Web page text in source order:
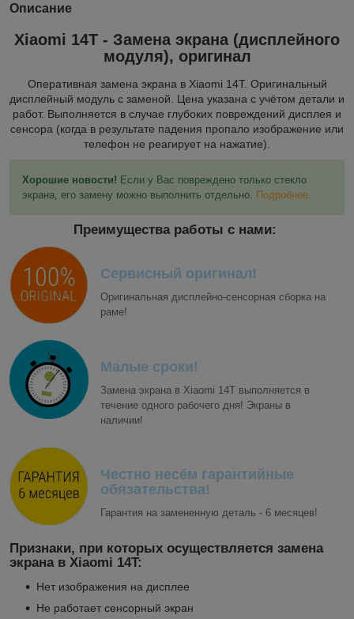
Описание
Xiaomi 14T - Замена экрана (дисплейного
модуля), оригинал
Оперативная замена экрана в Xiaomi 14T. Оригинальный
дисплейный модуль с заменой. Цена указана с учётом детали и
работ. Выполняется в случае глубоких повреждений дисплея и
сенсора (когда в результате падения пропало изображение или
телефон не реагирует на нажатие).
Хорошие новости! Если у Вас повреждено только стекло
экрана, его замену можно выполнить отдельно. Подробнее.
Преимущества работы с нами:
Сервисный оригинал!
Оригинальная дисплейно-сенсорная сборка на
раме!
Малые сроки!
Замена экрана в Xiaomi 14T выполняется в
течение одного рабочего дня! Экраны в
наличии!
Честно несём гарантийные
обязательства!
Гарантия на замененную деталь - 6 месяцев!
Признаки, при которых осуществляется замена
экрана в Xiaomi 14T:
Нет изображения на дисплее
Не работает сенсорный экран